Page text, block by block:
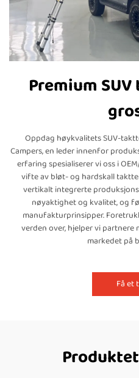
Premium
Oppdag høykvalitets SUV-
Campers, en leder innenfor
erfaring spesialiserer vi oss i
vifte av bløt- og hardskall
vertikalt integrerte
nøyaktighet og kvalitet, og
manufakturprinsipper.
verden over, hjelper vi partnere
markedet på
Få et